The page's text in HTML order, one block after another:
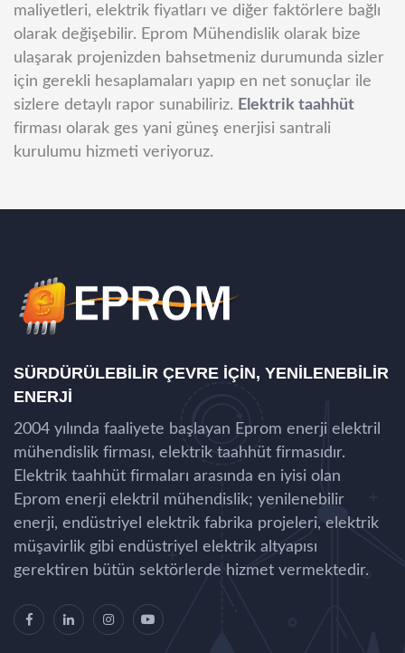
maliyetleri, elektrik fiyatları ve diğer faktörlere bağlı
olarak değişebilir. Eprom Mühendislik olarak bize
ulaşarak projenizden bahsetmeniz durumunda sizler
için gerekli hesaplamaları yapıp en net sonuçlar ile
sizlere detaylı rapor sunabiliriz. Elektrik taahhüt
firması olarak ges yani güneş enerjisi santrali
kurulumu hizmeti veriyoruz.
SÜRDÜRÜLEBILIR ÇEVRE IÇIN, YENILENEBILIR
ENERJI
2004 yılında faaliyete başlayan Eprom enerji elektril
mühendislik firması, elektrik taahhüt firmasıdır.
Elektrik taahhüt firmaları arasında en iyisi olan
Eprom enerji elektril mühendislik; yenilenebilir
enerji, endüstriyel elektrik fabrika projeleri, elektrik
müşavirlik gibi endüstriyel elektrik altyapısı
gerektiren bütün sektörlerde hizmet vermektedir.